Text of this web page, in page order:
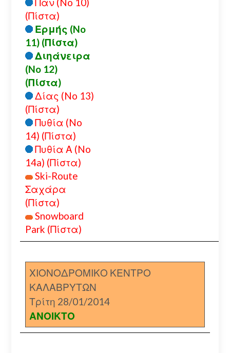
Παν (No 10)
(Πίστα)
Ερμής (No
11) (Πίστα)
Διηάνειρα
(No 12)
(Πίστα)
Δίας (No 13)
(Πίστα)
Πυθία (No
14) (Πίστα)
Πυθία Α (No
14a) (Πίστα)
Ski-Route
Σαχάρα
(Πίστα)
Snowboard
Park (Πίστα)
ΧΙΟΝΟΔΡΟΜΙΚΟ ΚΕΝΤΡΟ
ΚΑΛΑΒΡΥΤΩΝ
Τρίτη 28/01/2014
ΑΝΟΙΚΤΟ